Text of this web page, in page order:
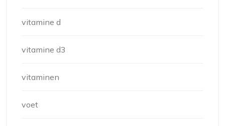
vitamine d
vitamine d3
vitaminen
voet